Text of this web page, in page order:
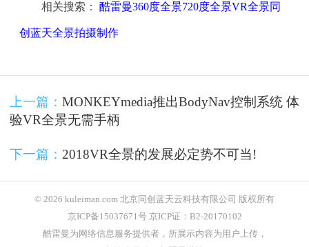
相关搜索： 酷雷曼360度全景720度全景VR全景同
创蓝天全景拍摄制作
上一篇： MONKEYmedia推出BodyNav控制系统 体
验VR全景无需手柄
下一篇： 2018VR全景的发展必定势不可当!
© 2026 kuleiman.com 北京同创蓝天云科技有限公司 版权所有
京ICP备15037671号 京ICP证：B2-20170102
酷雷曼为网络信息服务提供者，所展示内容为用户上传，